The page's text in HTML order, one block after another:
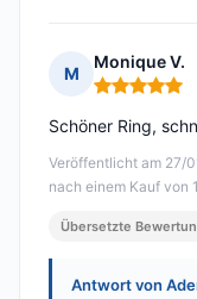
M
Monique V.
Hinweis: 5
Veröffentlicht am 27/
nach einem Kauf von
Schöner Ring,
Übersetzte
Antwort von